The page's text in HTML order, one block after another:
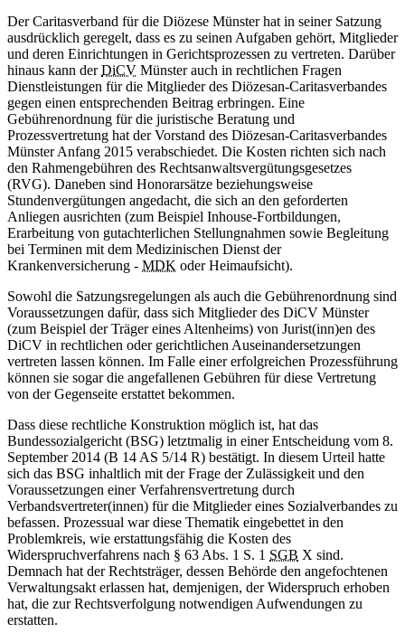
Der Caritasverband für die Diözese Münster hat in seiner Satzung
ausdrücklich geregelt, dass es zu seinen Aufgaben gehört, Mitglieder
und deren Einrichtungen in Gerichtsprozessen zu vertreten. Darüber
hinaus kann derDiCV Münster auch in rechtlichen Fragen
Dienstleistungen für die Mitglieder des Diözesan-Caritasverbandes
gegen einen entsprechenden Beitrag erbringen. Eine
Gebührenordnung für die juristische Beratung und
Prozessvertretung hat der Vorstand des Diözesan-Caritasverbandes
Münster Anfang 2015 verabschiedet. Die Kosten richten sich nach
den Rahmengebühren des Rechtsanwaltsvergütungsgesetzes
(RVG). Daneben sind Honorarsätze beziehungsweise
Stundenvergütungen angedacht, die sich an den geforderten
Anliegen ausrichten (zum Beispiel Inhouse-Fortbildungen,
Erarbeitung von gutachterlichen Stellungnahmen sowie Begleitung
bei Terminen mit dem Medizinischen Dienst der
Krankenversicherung - MDK oder Heimaufsicht).
Sowohl die Satzungsregelungen als auch die Gebührenordnung sind
Voraussetzungen dafür, dass sich Mitglieder des DiCV Münster
(zum Beispiel der Träger eines Altenheims) von Jurist(inn)en des
DiCV in rechtlichen oder gerichtlichen Auseinandersetzungen
vertreten lassen können. Im Falle einer erfolgreichen Prozessführung
können sie sogar die angefallenen Gebühren für diese Vertretung
von der Gegenseite erstattet bekommen.
Dass diese rechtliche Konstruktion möglich ist, hat das
Bundessozialgericht (BSG) letztmalig in einer Entscheidung vom 8.
September 2014 (B 14 AS 5/14 R) bestätigt. In diesem Urteil hatte
sich das BSG inhaltlich mit der Frage der Zulässigkeit und den
Voraussetzungen einer Verfahrensvertretung durch
Verbandsvertreter(innen) für die Mitglieder eines Sozialverbandes zu
befassen. Prozessual war diese Thematik eingebettet in den
Problemkreis, wie erstattungsfähig die Kosten des
Widerspruchverfahrens nach § 63 Abs. 1 S. 1 SGB X sind.
Demnach hat der Rechtsträger, dessen Behörde den angefochtenen
Verwaltungsakt erlassen hat, demjenigen, der Widerspruch erhoben
hat, die zur Rechtsverfolgung notwendigen Aufwendungen zu
erstatten.